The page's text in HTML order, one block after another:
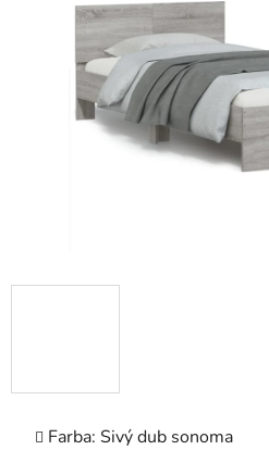
Farba: Sivý dub sonoma
hviezdičiek.